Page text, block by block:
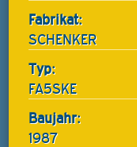
Fabrikat:
SCHENKER
Typ:
FA5SKE
Baujahr:
1987